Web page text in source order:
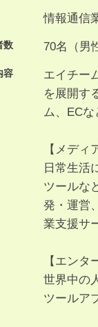
情報通信
数 70名（男
容
エイチー
を展開す
ム、EC
【メデ
日常生活
ツールな
発・運営
業支援サ
【エン
世界中の
ツールア